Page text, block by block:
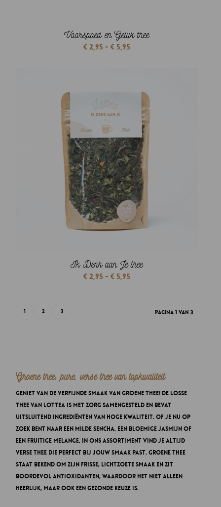
Voorspoed en Geluk thee
€ 2,95 - € 5,95Prijsklasse:
Ik Denk aan Je thee
€ 2,95 - € 5,95Prijsklasse:
Pagina 1 van 3
1 2 3
Groene thee: pure, verse thee van topkwaliteit
Geniet van de verfijnde smaak van groene thee! De losse
thee van Lottea is met zorg samengesteld en bevat
uitsluitend ingrediënten van hoge kwaliteit. Of je nu op
zoek bent naar een milde Sencha, een bloemige Jasmijn of
een fruitige melange, in ons assortiment vind je altijd
verse thee die perfect bij jouw smaak past. Groene thee
staat bekend om zijn frisse, lichtzoete smaak en zit
boordevol antioxidanten, waardoor het niet alleen
heerlijk, maar ook een gezonde keuze is.